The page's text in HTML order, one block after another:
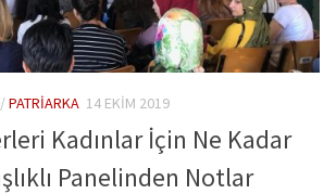
/PATRIARKA 14 EKIM 2019
Kadınlar İçin Ne Kadar
Panelinden Notlar